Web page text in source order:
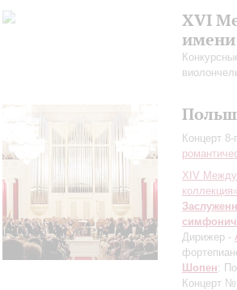
XVI
имени
Концерт
XIV
Дирижер -
Шопен:
Концерт №